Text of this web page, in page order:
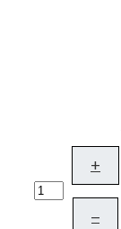
+
–